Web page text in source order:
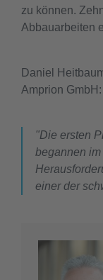
zu können.
Abbauarbeiten
Daniel
Amprion GmbH:
"Die ersten
begannen
einer der